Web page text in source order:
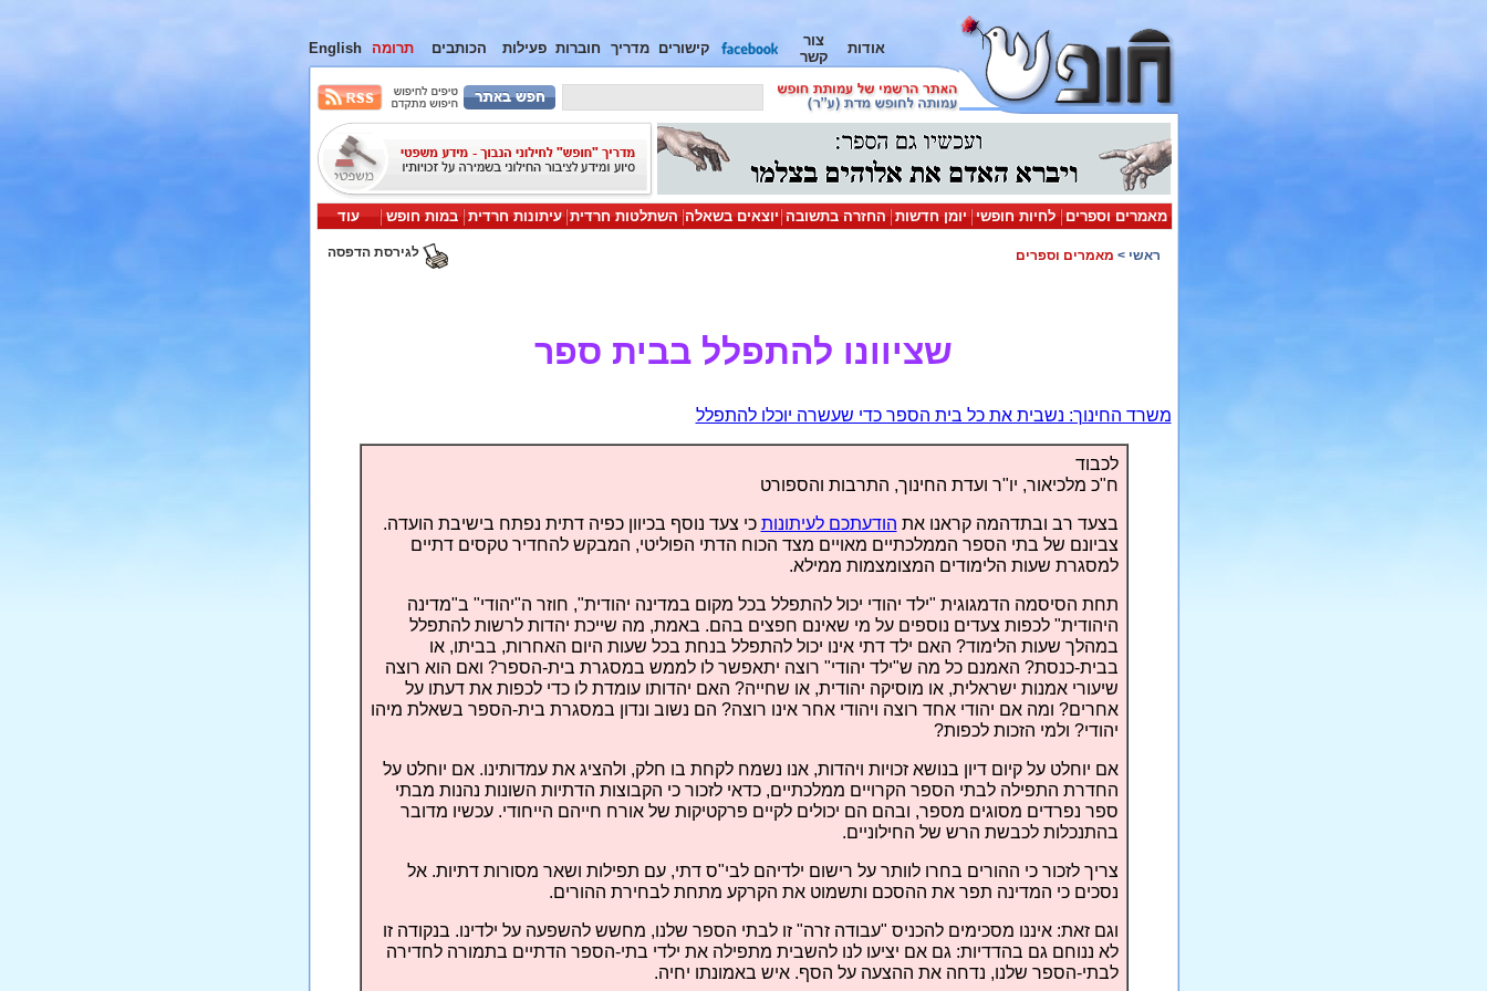
אודות
צור
קשר
קישורים מדריך חוברות פעילות הכותבים תרומה English
מאמרים וספרים לחיות חופשי יומן חדשות החזרה בתשובה יוצאים בשאלה השתלטות חרדית עיתונות חרדית במות חופש עוד
ראשי > מאמרים וספרים לגירסת הדפסה
שציוונו להתפלל בבית ספר
משרד החינוך: נשבית את כל בית הספר כדי שעשרה יוכלו להתפלל
לכבוד
ח"כ מלכיאור, יו"ר ועדת החינוך, התרבות והספורט
בצעד רב ובתדהמה קראנו את הודעתכם לעיתונות כי צעד נוסף בכיוון כפיה דתית נפתח בישיבת הועדה.
צביונם של בתי הספר הממלכתיים מאויים מצד הכוח הדתי הפוליטי, המבקש להחדיר טקסים דתיים
למסגרת שעות הלימודים המצומצמות ממילא.
תחת הסיסמה הדמגוגית "ילד יהודי יכול להתפלל בכל מקום במדינה יהודית", חוזר ה"יהודי" ב"מדינה
היהודית" לכפות צעדים נוספים על מי שאינם חפצים בהם. באמת, מה שייכת יהדות לרשות להתפלל
במהלך שעות הלימוד? האם ילד דתי אינו יכול להתפלל בנחת בכל שעות היום האחרות, בביתו, או
בבית-כנסת? האמנם כל מה ש"ילד יהודי" רוצה יתאפשר לו לממש במסגרת בית-הספר? ואם הוא רוצה
שיעורי אמנות ישראלית, או מוסיקה יהודית, או שחייה? האם יהדותו עומדת לו כדי לכפות את דעתו על
אחרים? ומה אם יהודי אחד רוצה ויהודי אחר אינו רוצה? הם נשוב ונדון במסגרת בית-הספר בשאלת מיהו
יהודי? ולמי הזכות לכפות?
אם יוחלט על קיום דיון בנושא זכויות ויהדות, אנו נשמח לקחת בו חלק, ולהציג את עמדותינו. אם יוחלט על
החדרת התפילה לבתי הספר הקרויים ממלכתיים, כדאי לזכור כי הקבוצות הדתיות השונות נהנות מבתי
ספר נפרדים מסוגים מספר, ובהם הם יכולים לקיים פרקטיקות של אורח חייהם הייחודי. עכשיו מדובר
בהתנכלות לכבשת הרש של החילוניים.
צריך לזכור כי ההורים בחרו לוותר על רישום ילדיהם לבי"ס דתי, עם תפילות ושאר מסורות דתיות. אל
נסכים כי המדינה תפר את ההסכם ותשמוט את הקרקע מתחת לבחירת ההורים.
וגם זאת: איננו מסכימים להכניס "עבודה זרה" זו לבתי הספר שלנו, מחשש להשפעה על ילדינו. בנקודה זו
לא ננוחם גם בהדדיות: גם אם יציעו לנו להשבית מתפילה את ילדי בתי-הספר הדתיים בתמורה לחדירה
לבתי-הספר שלנו, נדחה את ההצעה על הסף. איש באמונתו יחיה.